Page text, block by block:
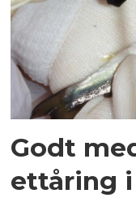
Godt
ettåring